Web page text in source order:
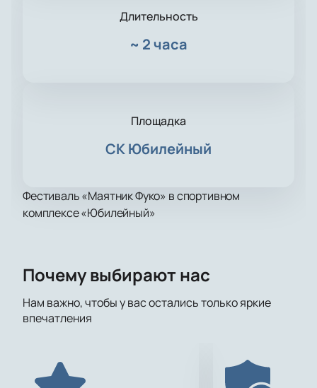
Длительность
~ 2 часа
Площадка
СК Юбилейный
Фестиваль «Маятник Фуко» в спортивном
комплексе «Юбилейный»
Почему выбирают нас
Нам важно, чтобы у вас остались только яркие
впечатления